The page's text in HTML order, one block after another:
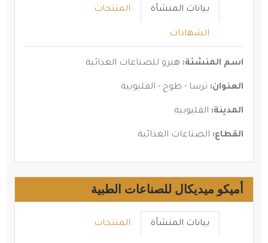
بيانات المنشأة المنتجات
الشهادات
اسم المنشئة: هيرو للصناعات الغذائية
العنوان: ترسا - طوخ - القليوبية
المدينة: القليوبية
القطاع: الصناعات الغذائية
أميكو ميديكال للصناعات الطبية
بيانات المنشأة المنتجات